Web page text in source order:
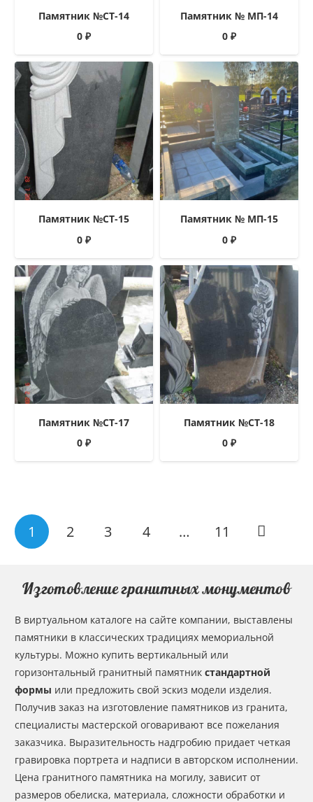
Памятник №СТ-14
0 ₽
Памятник № МП-14
0 ₽
Памятник №СТ-15
0 ₽
Памятник № МП-15
0 ₽
Памятник №СТ-17
0 ₽
Памятник №СТ-18
0 ₽
1 2 3 4 … 11
Изготовление гранитных монументов
В виртуальном каталоге на сайте компании, выставлены
памятники в классических традициях мемориальной
культуры. Можно купить вертикальный или
горизонтальный гранитный памятник стандартной
формы или предложить свой эскиз модели изделия.
Получив заказ на изготовление памятников из гранита,
специалисты мастерской оговаривают все пожелания
заказчика. Выразительность надгробию придает четкая
гравировка портрета и надписи в авторском исполнении.
Цена гранитного памятника на могилу, зависит от
размеров обелиска, материала, сложности обработки и